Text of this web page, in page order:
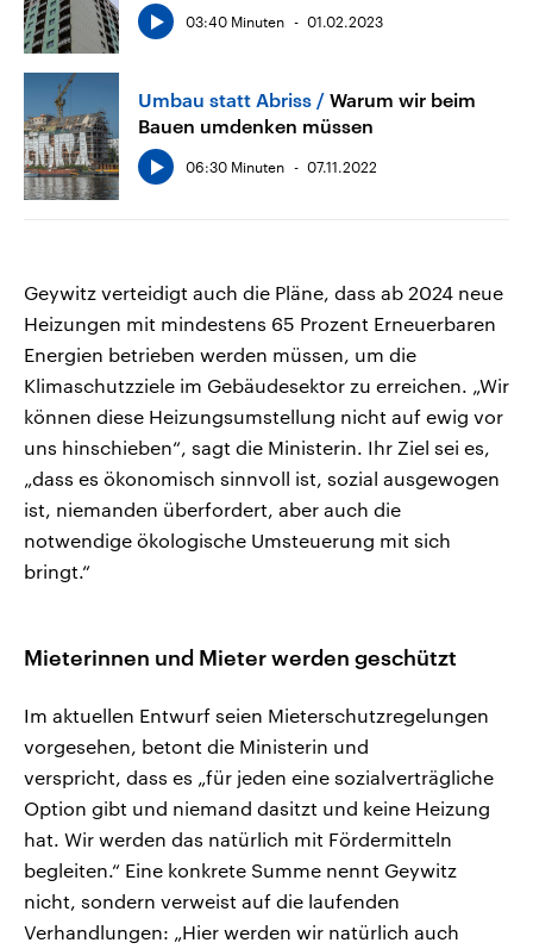
03:40 Minuten 01.02.2023
Umbau statt Abriss
Warum wir beim
Bauen umdenken müssen
06:30 Minuten 07.11.2022
Geywitz verteidigt auch die Pläne, dass ab 2024 neue
Heizungen mit mindestens 65 Prozent Erneuerbaren
Energien betrieben werden müssen, um die
Klimaschutzziele im Gebäudesektor zu erreichen. „Wir
können diese Heizungsumstellung nicht auf ewig vor
uns hinschieben“, sagt die Ministerin. Ihr Ziel sei es,
„dass es ökonomisch sinnvoll ist, sozial ausgewogen
ist, niemanden überfordert, aber auch die
notwendige ökologische Umsteuerung mit sich
bringt.“
Mieterinnen und Mieter werden geschützt
Im aktuellen Entwurf seien Mieterschutzregelungen
vorgesehen, betont die Ministerin und
verspricht, dass es „für jeden eine sozialverträgliche
Option gibt und niemand dasitzt und keine Heizung
hat. Wir werden das natürlich mit Fördermitteln
begleiten.“ Eine konkrete Summe nennt Geywitz
nicht, sondern verweist auf die laufenden
Verhandlungen: „Hier werden wir natürlich auch